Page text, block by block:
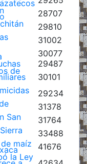
28707
29810
31002
30077
29487
de
30101
29234
31378
San
31764
33488
maíz
41676
la Ley